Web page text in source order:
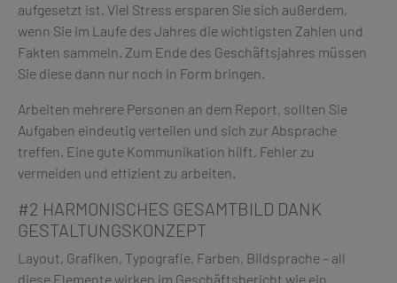
aufgesetzt ist. Viel Stress ersparen Sie sich außerdem,
wenn Sie im Laufe des Jahres die wichtigsten Zahlen und
Fakten sammeln. Zum Ende des Geschäftsjahres müssen
Sie diese dann nur noch in Form bringen.
Arbeiten mehrere Personen an dem Report, sollten Sie
Aufgaben eindeutig verteilen und sich zur Absprache
treffen. Eine gute Kommunikation hilft, Fehler zu
vermeiden und effizient zu arbeiten.
#2 HARMONISCHES GESAMTBILD DANK
GESTALTUNGSKONZEPT
Layout, Grafiken, Typografie, Farben, Bildsprache – all
diese Elemente wirken im Geschäftsbericht wie ein